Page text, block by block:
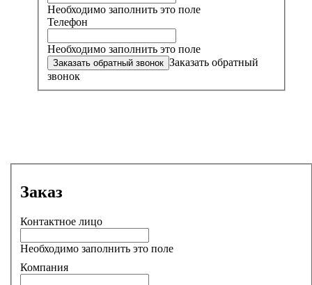
Необходимо заполнить это поле
Телефон
Необходимо заполнить это поле
Заказать обратный
звонок
Заказ
Контактное лицо
Необходимо заполнить это поле
Компания